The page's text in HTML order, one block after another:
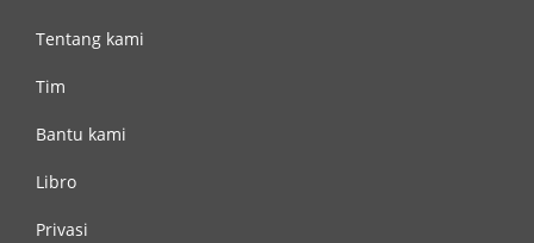
Tentang kami
Tim
Bantu kami
Libro
Privasi